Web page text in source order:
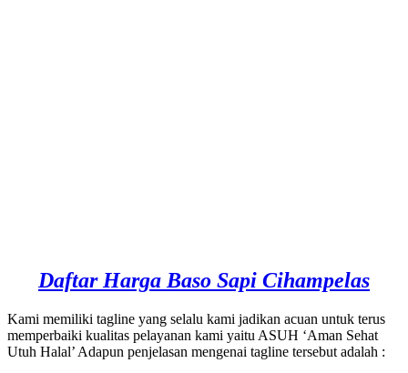
Daftar Harga Baso Sapi Cihampelas
Kami memiliki tagline yang selalu kami jadikan acuan untuk terus
memperbaiki kualitas pelayanan kami yaitu ASUH ‘Aman Sehat
Utuh Halal’ Adapun penjelasan mengenai tagline tersebut adalah :